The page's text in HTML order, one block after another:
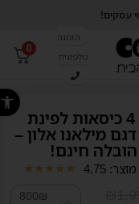
פתח
הזמנה
טלפונית
0
סט 4 כיסאות לפינת
מילאנו אלון –
הובלה חינם!
4.75
★
★
★
★
★
800₪